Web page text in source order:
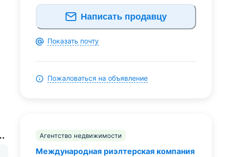
Написать продавцу
Показать почту
Пожаловаться на объявление
Агентство недвижимости
Международная риэлтерская компания